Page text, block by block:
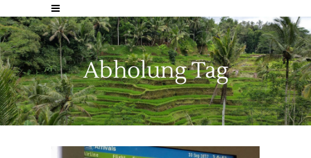
Abholung Tag